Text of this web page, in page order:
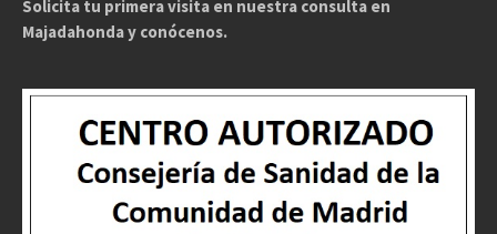
Solicita tu primera visita en nuestra consulta en
Majadahonda y conócenos.